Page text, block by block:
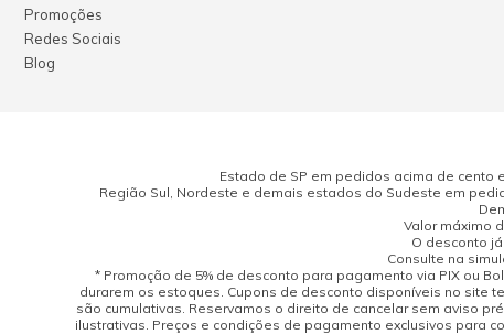
Promoções
Redes Sociais
Blog
Estado de SP em pedidos acima de cento
Região Sul, Nordeste e demais estados do Sudeste em
Valor máximo
O desconto
Consulte na
* Promoção de 5% de desconto para pagamento via PIX ou
durarem os estoques. Cupons de desconto disponíveis no site
são cumulativas. Reservamos o direito de cancelar sem aviso
ilustrativas. Preços e condições de pagamento exclusivos para